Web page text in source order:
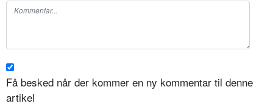
Få besked når der kommer en ny kommentar til denne
artikel